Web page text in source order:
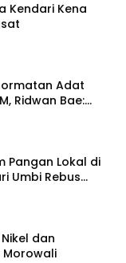
Kendari Kena
Adat
Ridwan Bae:
Pantas!
Pangan Lokal di
Umbi Rebus
dan
Morowali